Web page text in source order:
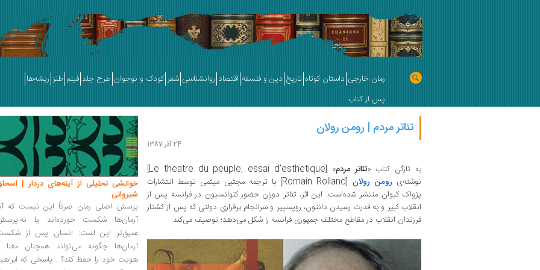
رمان خارجی داستان کوتاه تاریخ دین و فلسفه اقتصاد روانشناسی شعر کودک و نوجوان طرح جلد فیلم طنز ریشه‌ها
پس از کتاب
تئاتر مردم | رومن رولان
24 آذر 1387
به تازگی کتاب «تئاتر مردم» [
Le theatre du peuple, essai d'esthetique
]
نوشته‌ی رومن رولان [
Romain Rolland] با ترجمه مجتبی میثمی توسط انتشارات
پژواک کیوان منتشر شده‌است. این اثر‌، تئاتر دوران حضور کنوانسیون در فرانسه پس از
انقلاب کبیر و به قدرت رسیدن دانتون، روپسپیر و سرانجام برقراری دولتی که پس از کشتار
فرزندان انقلاب در مقاطع مختلف‌‌ جمهوری فرانسه را شکل می‌دهد؛ توصیف می‌کند.
خوانشی تحلیلی از آینه‌های دردار |
شیروانی
پرسش اصلی رمان صرفاً این نیست که
آرمان‌ها شکست خورده‌اند یا
عمیق‌تر این است: انسان پس از
آرمان‌ها چگونه می‌تواند همچنان معنا
هویت خود را حفظ کند؟... پاسخی که